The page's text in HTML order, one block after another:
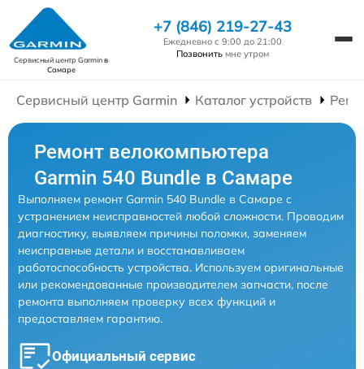
Сервисный центр Garminв
Самаре
+7 (846) 219-27-43
Ежедневно с 9:00 до 21:00
Позвонить мне утром
Сервисный центр Garmin Каталог устройств
Ремонт велокомпьютера
Garmin 540 Bundle в Самаре
Выполняем ремонт Garmin 540 Bundle в Самаре с
устранением неисправностей любой сложности. Проводим
диагностику, выявляем причины поломки, заменяем
неисправные детали и восстанавливаем
работоспособность устройства. Используем оригинальные
или рекомендованные производителем запчасти, после
ремонта выполняем проверку всех функций и
предоставляем гарантию.
Официальный сервис